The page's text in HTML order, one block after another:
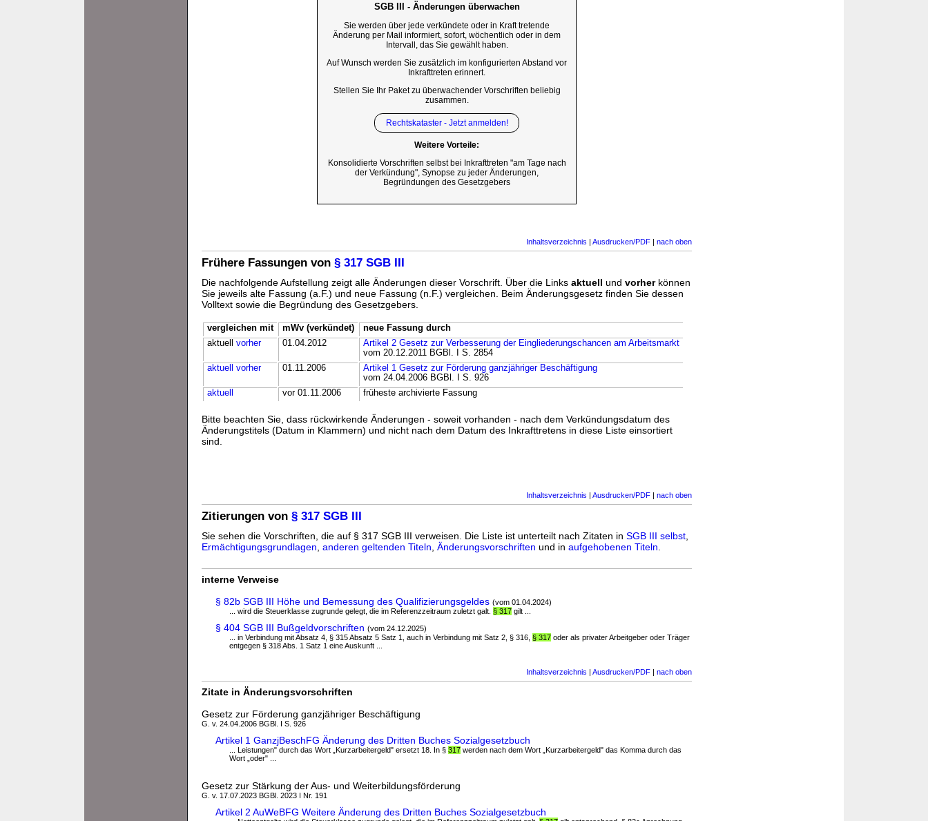
SGB III - Änderungen überwachen
Sie werden über jede verkündete oder in Kraft tretende
Änderung per Mail informiert, sofort, wöchentlich oder in dem
Intervall, das Sie gewählt haben.
Auf Wunsch werden Sie zusätzlich im konfigurierten Abstand vor
Inkrafttreten erinnert.
Stellen Sie Ihr Paket zu überwachender Vorschriften beliebig
zusammen.
Rechtskataster - Jetzt anmelden!
Weitere Vorteile:
Konsolidierte Vorschriften selbst bei Inkrafttreten "am Tage nach
der Verkündung", Synopse zu jeder Änderungen,
Begründungen des Gesetzgebers
Inhaltsverzeichnis | Ausdrucken/PDF | nach oben
Frühere Fassungen von § 317 SGB III
Die nachfolgende Aufstellung zeigt alle Änderungen dieser Vorschrift. Über die Links aktuell und vorherkönnen
Sie jeweils alte Fassung (a.F.) und neue Fassung (n.F.) vergleichen. Beim Änderungsgesetz finden Sie dessen
Volltext sowie die Begründung des Gesetzgebers.
vergleichen mit mWv (verkündet)
neue Fassung durch
aktuell vorher 01.04.2012
Artikel 2 Gesetz zur Verbesserung der Eingliederungschancen am Arbeitsmarkt
vom 20.12.2011 BGBl. I S. 2854
aktuell
vorher 01.11.2006
Artikel 1 Gesetz zur Förderung ganzjähriger Beschäftigung
vom 24.04.2006 BGBl. I S. 926
aktuell
vor 01.11.2006 früheste archivierte Fassung
Bitte beachten Sie, dass rückwirkende Änderungen - soweit vorhanden - nach dem Verkündungsdatum des
Änderungstitels (Datum in Klammern) und nicht nach dem Datum des Inkrafttretens in diese Liste einsortiert
sind.
Inhaltsverzeichnis | Ausdrucken/PDF | nach oben
Zitierungen von § 317 SGB III
Sie sehen die Vorschriften, die auf § 317 SGB III verweisen. Die Liste ist unterteilt nach Zitaten in SGB III selbst
Ermächtigungsgrundlagen anderen geltenden Titeln Änderungsvorschriften und in aufgehobenen Titeln
interne Verweise
§ 82b SGB III Höhe und Bemessung des Qualifizierungsgeldes (vom 01.04.2024)
... wird die Steuerklasse zugrunde gelegt, die im Referenzzeitraum zuletzt galt. § 317 gilt ...
§ 404 SGB III Bußgeldvorschriften (vom 24.12.2025)
... in Verbindung mit Absatz 4, § 315 Absatz 5 Satz 1, auch in Verbindung mit Satz 2, § 316, § 317 oder als privater Arbeitgeber oder Träger
entgegen § 318 Abs. 1 Satz 1 eine Auskunft ...
Inhaltsverzeichnis | Ausdrucken/PDF | nach oben
Zitate in Änderungsvorschriften
Gesetz zur Förderung ganzjähriger Beschäftigung
G. v. 24.04.2006 BGBl. I S. 926
Artikel 1 GanzjBeschFG Änderung des Dritten Buches Sozialgesetzbuch
... Leistungen" durch das Wort „Kurzarbeitergeld" ersetzt 18. In § 317 werden nach dem Wort „Kurzarbeitergeld" das Komma durch das
Wort „oder" ...
Gesetz zur Stärkung der Aus- und Weiterbildungsförderung
G. v. 17.07.2023 BGBl. 2023 I Nr. 191
Artikel 2 AuWeBFG Weitere Änderung des Dritten Buches Sozialgesetzbuch